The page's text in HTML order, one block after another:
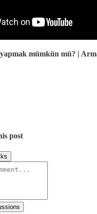
yapmak mümkün mü? |
post